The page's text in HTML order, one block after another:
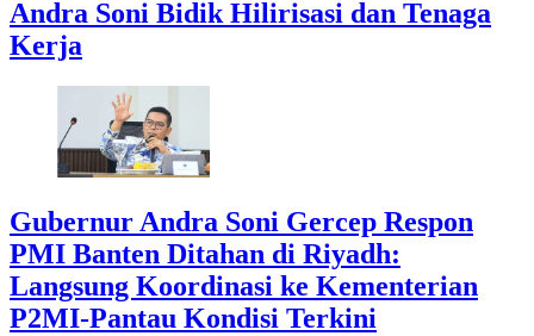
Andra Soni Bidik Hilirisasi dan Tenaga
Kerja
Gubernur Andra Soni Gercep Respon
PMI Banten Ditahan di Riyadh:
Langsung Koordinasi ke Kementerian
P2MI-Pantau Kondisi Terkini